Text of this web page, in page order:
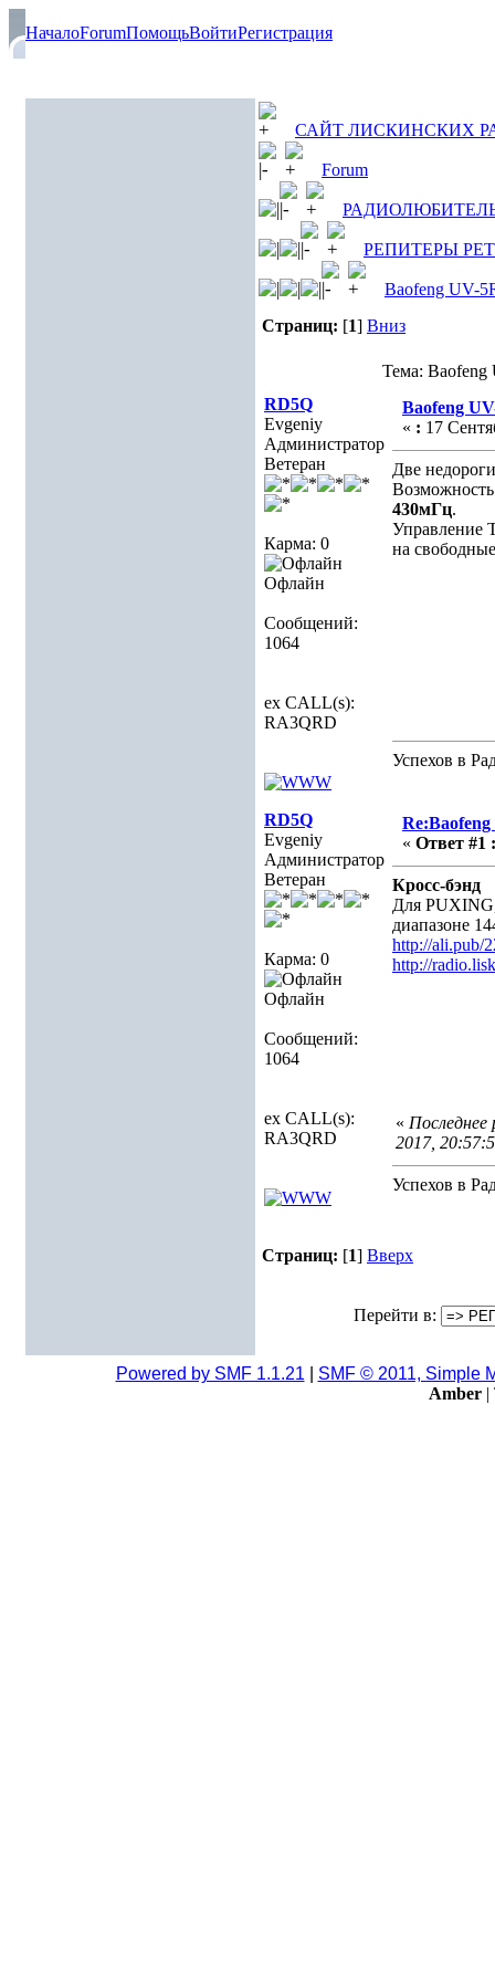
НачалоForumПомощьВойтиРегистрация
САЙТ ЛИСКИНСКИХ
Forum
РЕПИТЕРЫ
Baofeng UV-
Страниц: [1] Вниз
Тема: Baofeng
RD5Q
Evgeniy
Администратор
Ветеран
Карма: 0
Офлайн
Сообщений:
1064
ex CALL(s):
RA3QRD
Baofeng
« : 17
Две
430мГц.
Управление
на
Успехов в
RD5Q
Evgeniy
Администратор
Ветеран
Карма: 0
Офлайн
Сообщений:
1064
ex CALL(s):
RA3QRD
« Ответ #1 :
Кросс-бэнд
Для
диапазоне
http://ali.pub/
http://
« Последнее
2017,
Успехов в
Страниц: [1] Вверх
Перейти в:
Powered by SMF 1.1.21
SMF © 2011, Simple
Amber |